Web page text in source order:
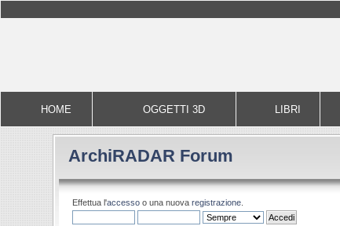
HOME OGGETTI 3D LIBRI
ArchiRADAR Forum
Effettua l'accesso o una nuovaregistrazione.